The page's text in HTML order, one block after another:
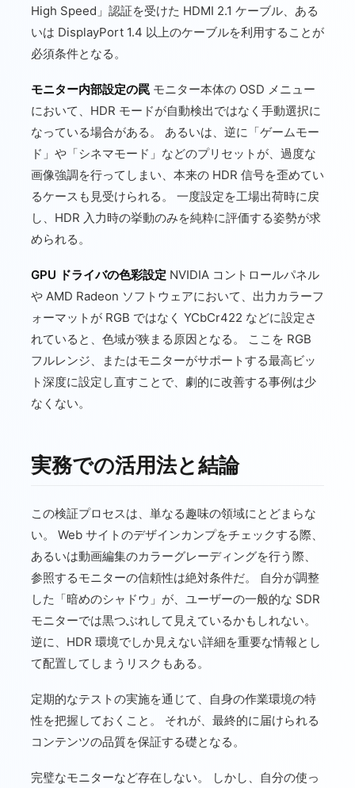
High Speed」認証を受けた HDMI 2.1 ケーブル、ある
いは DisplayPort 1.4 以上のケーブルを利用することが
必須条件となる。
モニター内部設定の罠 モニター本体の OSD メニュー
において、HDR モードが自動検出ではなく手動選択に
なっている場合がある。 あるいは、逆に「ゲームモー
ド」や「シネマモード」などのプリセットが、過度な
画像強調を行ってしまい、本来の HDR 信号を歪めてい
るケースも見受けられる。 一度設定を工場出荷時に戻
し、HDR 入力時の挙動のみを純粋に評価する姿勢が求
められる。
GPU ドライバの色彩設定 NVIDIA コントロールパネル
や AMD Radeon ソフトウェアにおいて、出力カラーフ
ォーマットが RGB ではなく YCbCr422 などに設定さ
れていると、色域が狭まる原因となる。 ここを RGB
フルレンジ、またはモニターがサポートする最高ビッ
ト深度に設定し直すことで、劇的に改善する事例は少
なくない。
実務での活用法と結論
この検証プロセスは、単なる趣味の領域にとどまらな
い。 Web サイトのデザインカンプをチェックする際、
あるいは動画編集のカラーグレーディングを行う際、
参照するモニターの信頼性は絶対条件だ。 自分が調整
した「暗めのシャドウ」が、ユーザーの一般的な SDR
モニターでは黒つぶれして見えているかもしれない。
逆に、HDR 環境でしか見えない詳細を重要な情報とし
て配置してしまうリスクもある。
定期的なテストの実施を通じて、自身の作業環境の特
性を把握しておくこと。 それが、最終的に届けられる
コンテンツの品質を保証する礎となる。
完璧なモニターなど存在しない。 しかし、自分の使っ